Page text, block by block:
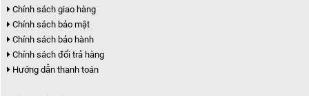
Chính sách giao hàng
Chính sách bảo mật
Chính sách bảo hành
Chính sách đổi trả hàng
Hướng dẫn thanh toán